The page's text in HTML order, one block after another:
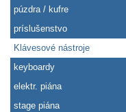
púzdra / kufre
príslušenstvo
Klávesové nástroje
keyboardy
elektr. piána
stage piána